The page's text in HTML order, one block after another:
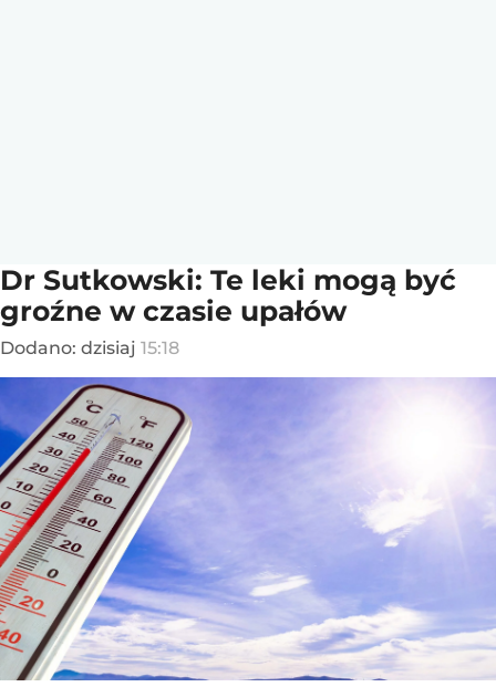
Dr Sutkowski: Te leki mogą być
groźne w czasie upałów
Dodano: dzisiaj 15:18